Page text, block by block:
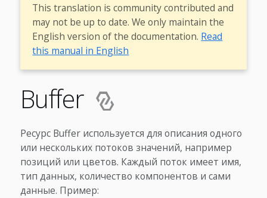
This translation is community contributed and
may not be up to date. We only maintain the
English version of the documentation. Read
this manual in English
Buffer
Ресурс Buffer используется для описания одного
или нескольких потоков значений, например
позиций или цветов. Каждый поток имеет имя,
тип данных, количество компонентов и сами
данные. Пример: